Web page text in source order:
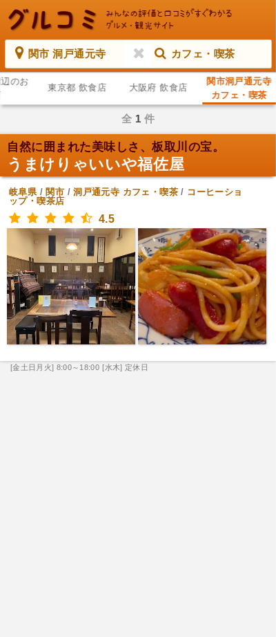
関市 洞戸通元寺 カフェ・喫茶
のお
東京都 飲食店 大阪府 飲食店
関市洞戸通元寺
カフェ・喫茶
全 1 件
自然に囲まれた美味しさ、板取川の宝。
うまけりゃいいや福佐屋
岐阜県/ 関市 /洞戸通元寺 カフェ・喫茶/ コーヒーショ
ップ・喫茶店
4.5
[金土日月火] 8:00～18:00 [水木] 定休日